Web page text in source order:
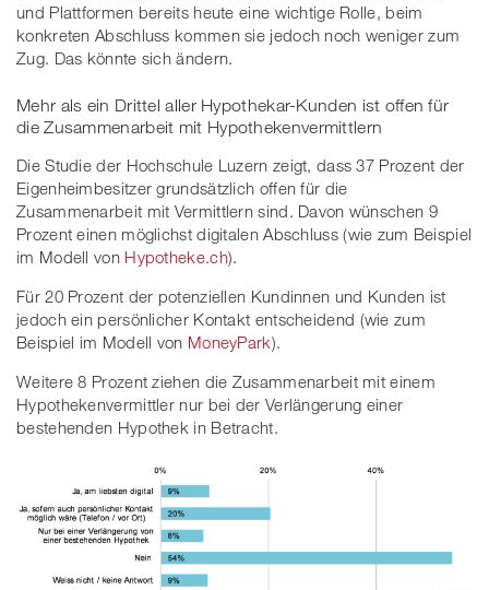
und Plattformen bereits heute eine wichtige Rolle, beim
konkreten Abschluss kommen sie jedoch noch weniger zum
Zug. Das könnte sich ändern.
Mehr als ein Drittel aller Hypothekar-Kunden ist offen für
die Zusammenarbeit mit Hypothekenvermittlern
Die Studie der Hochschule Luzern zeigt, dass 37 Prozent der
Eigenheimbesitzer grundsätzlich offen für die
Zusammenarbeit mit Vermittlern sind. Davon wünschen 9
Prozent einen möglichst digitalen Abschluss (wie zum Beispiel
im Modell von Hypotheke.ch).
Für 20 Prozent der potenziellen Kundinnen und Kunden ist
jedoch ein persönlicher Kontakt entscheidend (wie zum
Beispiel im Modell von MoneyPark).
Weitere 8 Prozent ziehen die Zusammenarbeit mit einem
Hypothekenvermittler nur bei der Verlängerung einer
bestehenden Hypothek in Betracht.